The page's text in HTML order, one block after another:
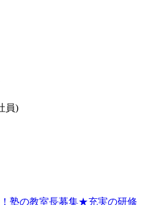
員)
！塾の教室長募集★充実の研修